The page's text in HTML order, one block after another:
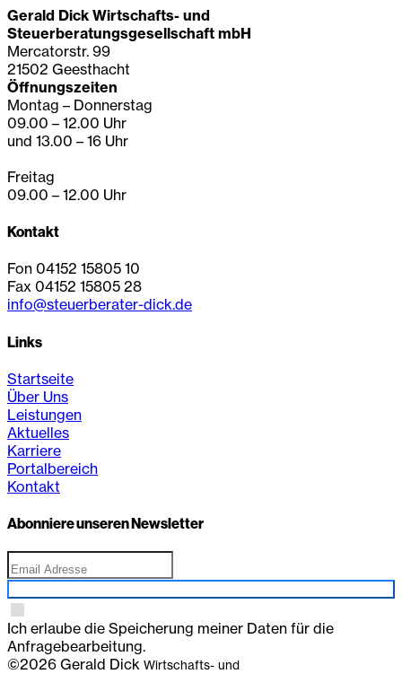
Gerald Dick Wirtschafts- und
Steuerberatungsgesellschaft mbH
Mercatorstr. 99
21502 Geesthacht
Öffnungszeiten
Montag – Donnerstag
09.00 – 12.00 Uhr
und 13.00 – 16 Uhr
Freitag
09.00 – 12.00 Uhr
Kontakt
Fon 04152 15805 10
Fax 04152 15805 28
info@steuerberater-dick.de
Links
Startseite
Über Uns
Leistungen
Aktuelles
Karriere
Portalbereich
Kontakt
Abonniere unseren Newsletter
Ich erlaube die Speicherung meiner Daten für die
Anfragebearbeitung.
©2026 Gerald Dick Wirtschafts- und